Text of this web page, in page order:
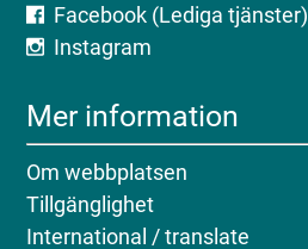
Facebook (Lediga tjänster)
Instagram
Mer information
Om webbplatsen
Tillgänglighet
International / translate